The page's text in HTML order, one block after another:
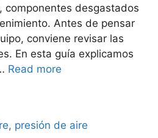
componentes desgastados
Antes de pensar
conviene revisar las
En esta guía explicamos
Read more
, presión de aire